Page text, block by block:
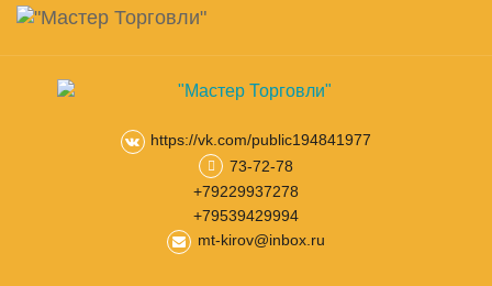
Skip
main
content
Навигация
https://vk.com/public194841977
73-72-78
+79229937278
+79539429994
mt-kirov@inbox.ru
Корзина
товар(ов)
Торговые стеллажи Стеллажи Русь (Кострома)